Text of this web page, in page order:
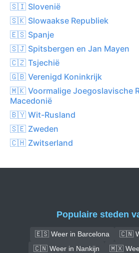
🇸🇮 Slovenië
🇸🇰 Slowaakse Republiek
🇪🇸 Spanje
🇸🇯 Spitsbergen en Jan Mayen
🇨🇿 Tsjechië
🇬🇧 Verenigd Koninkrijk
🇲🇰 Voormalige Joegoslavische
Macedonië
🇧🇾 Wit-Rusland
🇸🇪 Zweden
🇨🇭 Zwitserland
Populaire steden
🇪🇸 Weer in Barcelona
🇨🇳
🇨🇳 Weer in Nankijn
🇲🇽